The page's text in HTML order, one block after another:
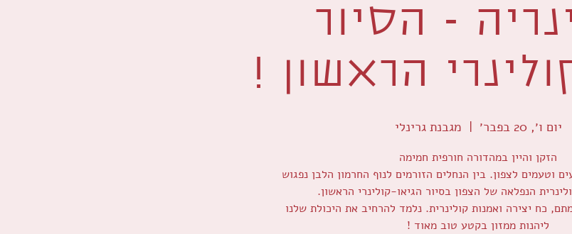
- הסיור
הראשון !
יום ו׳, 20 בפבר׳
  |
מגבנת גרינלי
וטעמים לצפון. בין הנחלים הזורמים לנוף החרמון הלבן נפגוש
כח יצירה ואמנות קולינרית. נלמד להרחיב את היכולת שלנו
ליהנות ממזון בקטע טוב מאוד !